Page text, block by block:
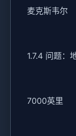
麦克斯韦尔
1.7.4 问题：
7000英里